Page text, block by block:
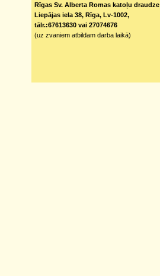
Rīgas Sv. Alberta Romas katoļu draudze
Liepājas iela 38, Rīga, Lv-1002,
tālr.:67613630 vai 27074676
(uz zvaniem atbildam darba laikā)